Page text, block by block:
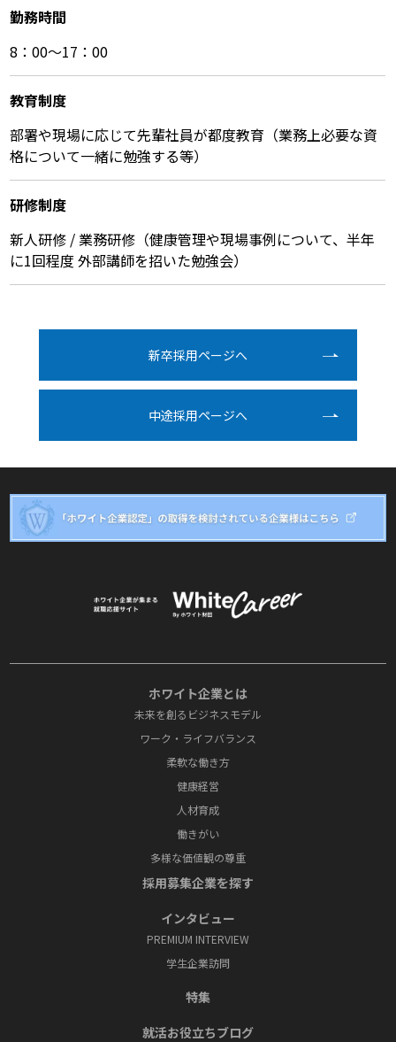
勤務時間
8：00～17：00
教育制度
部署や現場に応じて先輩社員が都度教育（業務上必要な資
格について一緒に勉強する等）
研修制度
新人研修 / 業務研修（健康管理や現場事例について、半年
に1回程度 外部講師を招いた勉強会）
新卒採⽤ページへ
中途採⽤ページへ
ホワイト企業とは
未来を創るビジネスモデル
ワーク・ライフバランス
柔軟な働き方
健康経営
人材育成
働きがい
多様な価値観の尊重
採⽤募集企業を探す
インタビュー
PREMIUM INTERVIEW
学⽣企業訪問
特集
就活お役⽴ちブログ